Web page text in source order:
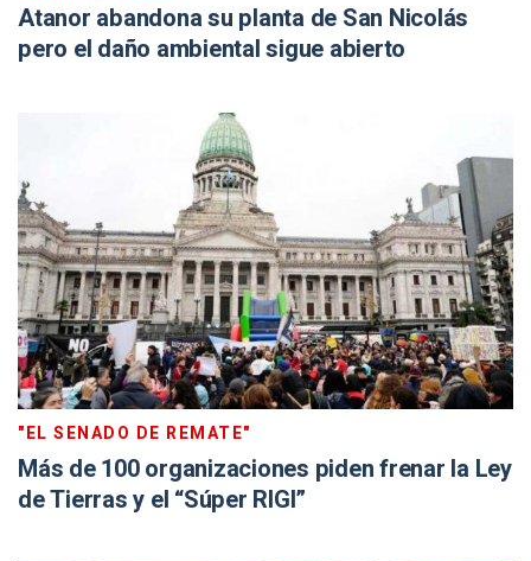
Atanor abandona su planta de San Nicolás
pero el daño ambiental sigue abierto
"EL SENADO DE REMATE"
Más de 100 organizaciones piden frenar la Ley
de Tierras y el “Súper RIGI”